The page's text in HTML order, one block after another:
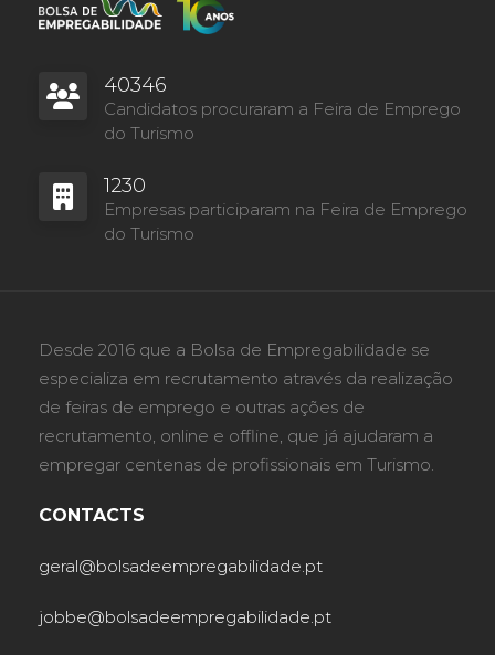
40346
Candidatos procuraram a Feira de Emprego
do Turismo
1230
Empresas participaram na Feira de Emprego
do Turismo
Desde 2016 que a Bolsa de Empregabilidade se
especializa em recrutamento através da realização
de feiras de emprego e outras ações de
recrutamento, online e offline, que já ajudaram a
empregar centenas de profissionais em Turismo.
CONTACTS
geral@bolsadeempregabilidade.pt
jobbe@bolsadeempregabilidade.pt